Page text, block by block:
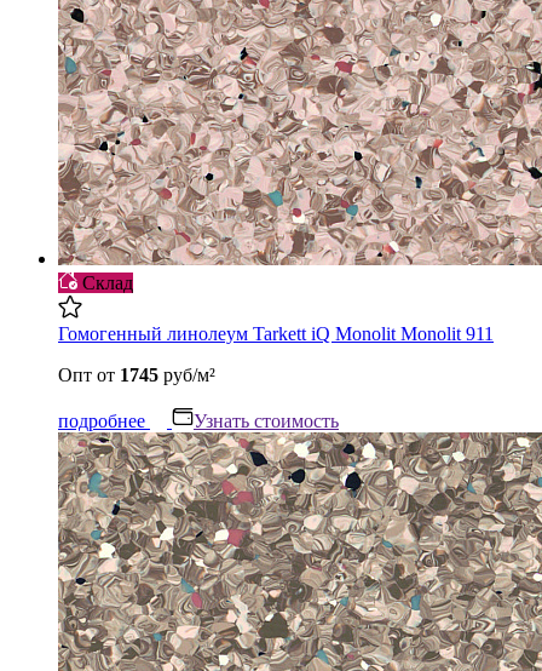
Склад
Гомогенный линолеум Tarkett iQ Monolit Monolit 911
Опт от 1745 руб/м²
подробнее Узнать стоимость